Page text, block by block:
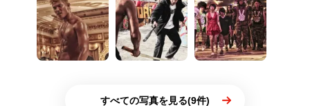
すべての写真を見る(9件)